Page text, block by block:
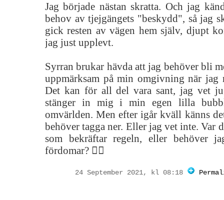
Jag började nästan skratta. Och jag
behov av tjejgängets "beskydd", så jag
gick resten av vägen hem själv, djupt
jag just upplevt.
Syrran brukar hävda att jag behöver bli
uppmärksam på min omgivning när jag
Det kan för all del vara sant, jag vet
stänger in mig i min egen lilla
omvärlden. Men efter igår kväll känns
behöver tagga ner. Eller jag vet inte. Var
som bekräftar regeln, eller behöver
fördomar? 🤷‍♀️
24 September 2021, kl 08:18